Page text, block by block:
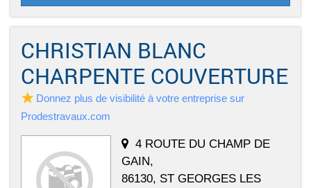
CHRISTIAN BLANC
CHARPENTE COUVERTURE
Donnez plus de visibilité à votre entreprise sur
Prodestravaux.com
4 ROUTE DU CHAMP DE
GAIN,
86130, ST GEORGES LES